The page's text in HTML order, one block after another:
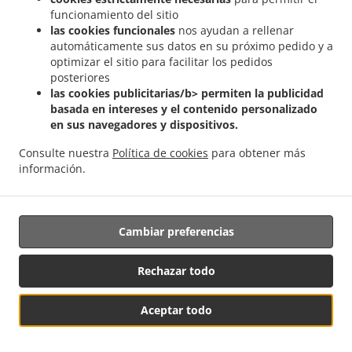
funcionamiento del sitio
las cookies funcionales nos ayudan a rellenar
automáticamente sus datos en su próximo pedido y a
optimizar el sitio para facilitar los pedidos
posteriores
las cookies publicitarias/b> permiten la publicidad
basada en intereses y el contenido personalizado
en sus navegadores y dispositivos.
Consulte nuestra Política de cookies para obtener más
información.
Aceptar todo
Rechazar todo
Cambiar preferencias
Mofongo, con picadillo 17.99
17.99 USD
ORDENES EXTRAS / SIDE ORDERS
ORDENES EXTRAS/SIDE ORDERS
Black Beans
Order, of Moros Rice
Orden, Malanga Hervida 5.99
5.99 USD